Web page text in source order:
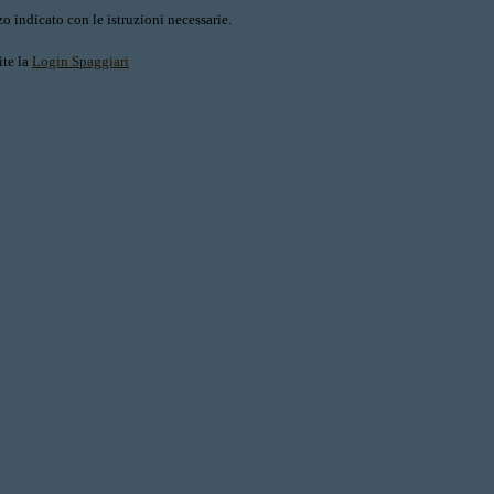
indicato con le istruzioni necessarie.
la Login Spaggiari